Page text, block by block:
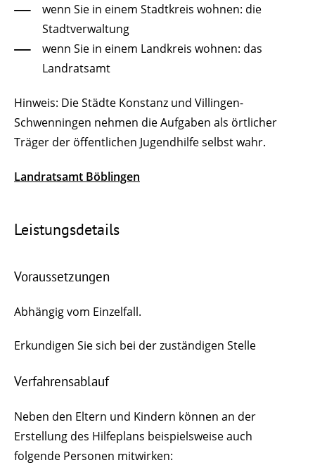
wenn Sie in einem Stadtkreis wohnen: die
Stadtverwaltung
wenn Sie in einem Landkreis wohnen: das
Landratsamt
Hinweis: Die Städte Konstanz und Villingen-
Schwenningen nehmen die Aufgaben als örtlicher
Träger der öffentlichen Jugendhilfe selbst wahr.
Landratsamt Böblingen
Leistungsdetails
Voraussetzungen
Abhängig vom Einzelfall.
Erkundigen Sie sich bei der zuständigen Stelle
Verfahrensablauf
Neben den Eltern und Kindern können an der
Erstellung des Hilfeplans beispielsweise auch
folgende Personen mitwirken: